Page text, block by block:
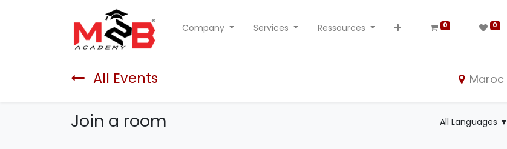
Company Services Ressources 0 0
All Events Maroc
Join a room All Languages ▼